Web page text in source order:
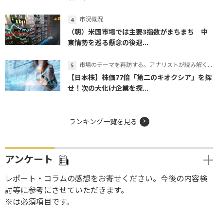
市況概況
（朝）米国市場では主要3指数がまちまち 中
東情勢を巡る懸念の後退...
市場のテーマを再訪する。アナリストが読み解くテーマの本質
【日本株】株価77倍「第二のキオクシア」を探
せ！次の大化け企業を探...
ランキング一覧を見る
アンケート
レポート・コラムの感想をお寄せください。今後の内容検
討等に参考にさせていただきます。
※は必須項目です。